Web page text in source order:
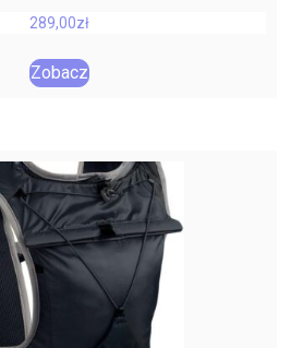
289,00zł
Zobacz